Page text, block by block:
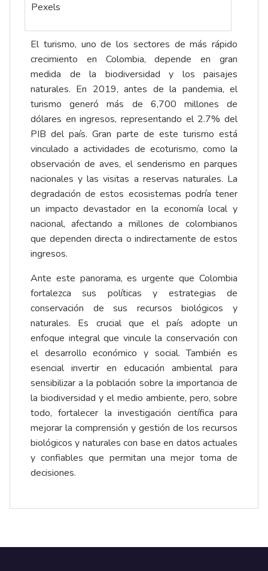
Pexels
El turismo, uno de los sectores de más rápido
crecimiento en Colombia, depende en gran
medida de la biodiversidad y los paisajes
naturales. En 2019, antes de la pandemia, el
turismo generó más de 6,700 millones de
dólares en ingresos, representando el 2.7% del
PIB del país. Gran parte de este turismo está
vinculado a actividades de ecoturismo, como la
observación de aves, el senderismo en parques
nacionales y las visitas a reservas naturales. La
degradación de estos ecosistemas podría tener
un impacto devastador en la economía local y
nacional, afectando a millones de colombianos
que dependen directa o indirectamente de estos
ingresos.
Ante este panorama, es urgente que Colombia
fortalezca sus políticas y estrategias de
conservación de sus recursos biológicos y
naturales. Es crucial que el país adopte un
enfoque integral que vincule la conservación con
el desarrollo económico y social. También es
esencial invertir en educación ambiental para
sensibilizar a la población sobre la importancia de
la biodiversidad y el medio ambiente, pero, sobre
todo, fortalecer la investigación científica para
mejorar la comprensión y gestión de los recursos
biológicos y naturales con base en datos actuales
y confiables que permitan una mejor toma de
decisiones.